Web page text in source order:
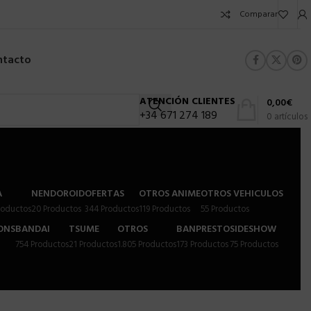
Comparar
ATENCIÓN CLIENTES
+34 671 274 189 0 artículos
0,00€
NENDOROID
20 Productos
OFERTAS
344 Productos
OTROS ANIME
119 Productos
OTROS VEHICULOS
55 Productos
BANDAI
754 Productos
TSUME
21 Productos
OTROS
1.805 Productos
BANPRESTO
173 Productos
SIDESHOW
75 Productos